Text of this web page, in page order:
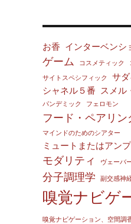
お香 インターベンシ
ゲーム コスメティック
サイトスペシフィック
サ
シャネル５番 スメル
パンデミック フェロモン
フード・ペアリン
マインドのためのシアター
ミュートまたはアン
モダリティ ヴェーバ
分子調理学 副交感神
嗅覚ナビゲ
嗅覚ナビゲーション、空間調